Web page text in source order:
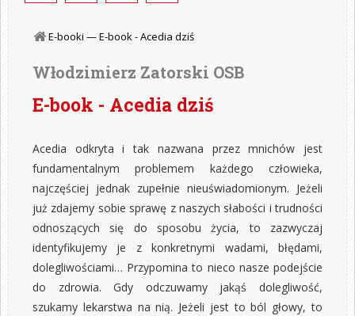
E-booki —E-book - Acedia dziś
Włodzimierz Zatorski OSB
E-book - Acedia dziś
Acedia odkryta i tak nazwana przez mnichów jest
fundamentalnym problemem każdego człowieka,
najczęściej jednak zupełnie nieuświadomionym. Jeżeli
już zdajemy sobie sprawę z naszych słabości i trudności
odnoszących się do sposobu życia, to zazwyczaj
identyfikujemy je z konkretnymi wadami, błędami,
dolegliwościami… Przypomina to nieco nasze podejście
do zdrowia. Gdy odczuwamy jakąś dolegliwość,
szukamy lekarstwa na nią. Jeżeli jest to ból głowy, to